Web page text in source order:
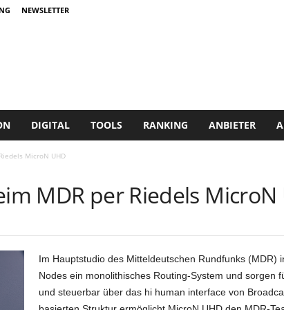
NEWSLETTER
DIGITAL TOOLS RANKING ANBIETER
MicroN UHD
MDR per Riedels MicroN
Im Hauptstudio des Mitteldeutschen Rundfunks (MDR)
Nodes ein monolithisches Routing-System und sorgen
und steuerbar über das hi human interface von